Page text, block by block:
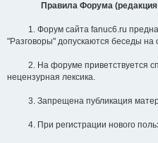
Правила Форума (редакция
1. Форум сайта fanuc6.ru
"Разговоры" допускаются беседы
2. На форуме приветствуется
нецензурная лексика.
3. Запрещена публикация
4. При регистрации нового